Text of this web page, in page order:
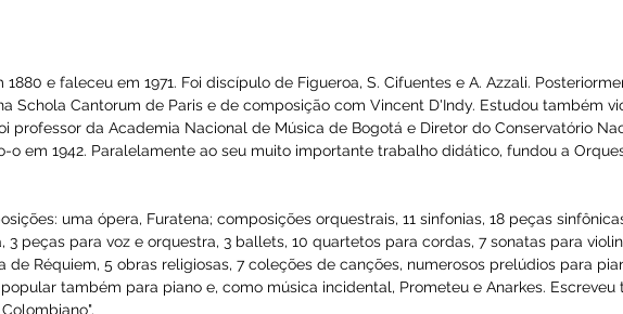
data de uma nova etapa na música contemporânea chilena. Precederam a
para piano (192832), Fantasia para piano e orquestra (19361, Salmo 77
Nur para contralto e piano (1954), Vigilem (1955), etc.
foram compostas em 1914. Contem epígrafes líricas de Pedro Prade. O
de Campoamor. Possuem forma de canção, forte expressão romântica e
a rara individualidade do autor.